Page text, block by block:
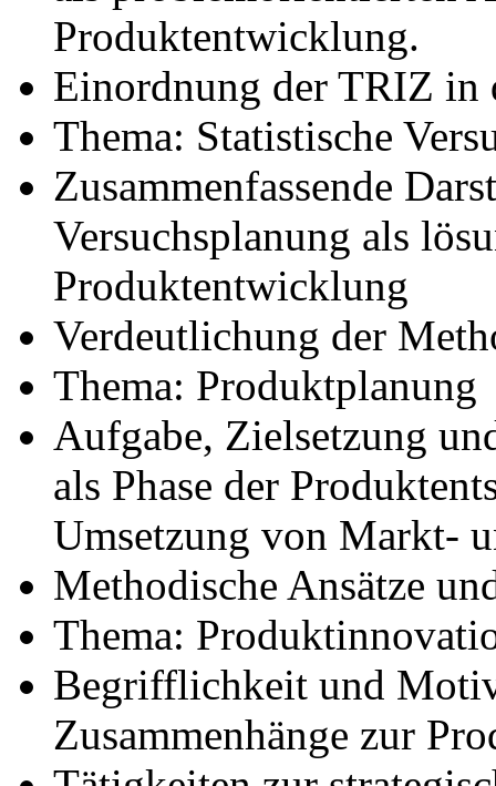
Produktentwicklung.
Einordnung der TRIZ in
Thema: Statistische
Zusammenfassende
Versuchsplanung als
Produktentwicklung
Verdeutlichung der
Thema: Produktplanung
Aufgabe, Zielsetzung
als Phase der
Umsetzung von Markt-
Methodische Ansätze
Thema:
Begrifflichkeit und
Zusammenhänge zur